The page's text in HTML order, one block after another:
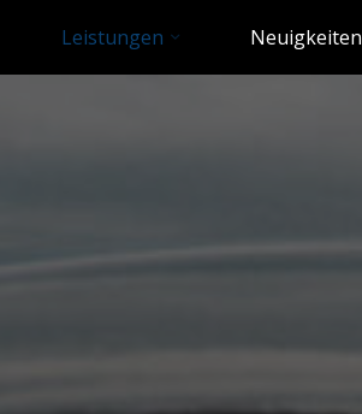
Leistungen Neuigkeiten